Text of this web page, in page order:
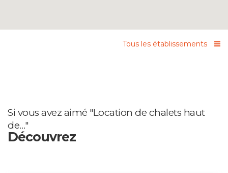
Tous les établissements
Si vous avez aimé "Location de chalets haut
de…"
Découvrez